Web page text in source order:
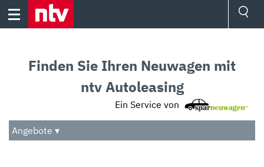
Skip
Audio
Das Beste
Finden Sie Ihren Neuwagen mit
ntv Autoleasing
Ein Service von
Angebote ▾